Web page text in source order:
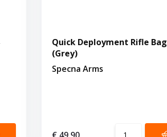
Quick Deployment Rifle Bag
(Grey)
Specna Arms